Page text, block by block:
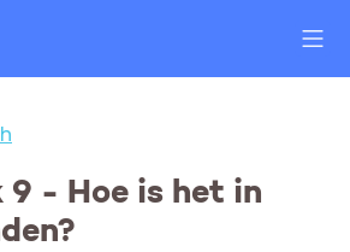
- Hoe is het in